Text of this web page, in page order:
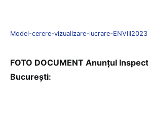
Model-cerere-vizualizare-lucrare-ENVIII2023
FOTO DOCUMENT Anunțul
București: